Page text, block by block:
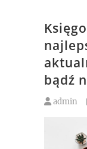
bądź
admin